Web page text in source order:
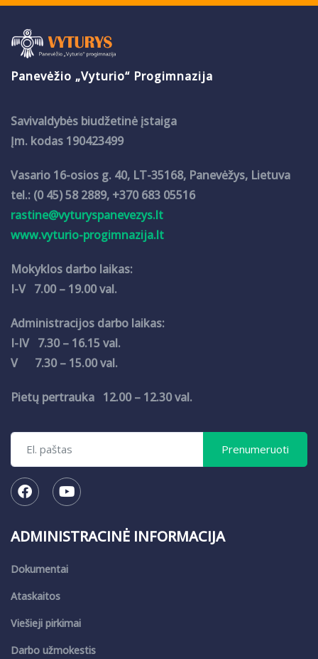
Panevėžio „Vyturio“ Progimnazija
Savivaldybės biudžetinė įstaiga
Įm. kodas 190423499
Vasario 16-osios g. 40, LT-35168, Panevėžys, Lietuva
tel.: (0 45) 58 2889, +370 683 05516
rastine@vyturyspanevezys.lt
www.vyturio-progimnazija.lt
Mokyklos darbo laikas:
I-V 7.00 – 19.00 val.
Administracijos darbo laikas:
I-IV 7.30 – 16.15 val.
V 7.30 – 15.00 val.
Pietų pertrauka 12.00 – 12.30 val.
ADMINISTRACINĖ INFORMACIJA
Dokumentai
Ataskaitos
Viešieji pirkimai
Darbo užmokestis